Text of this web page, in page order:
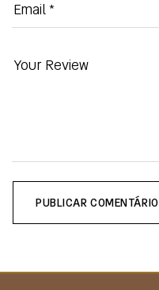
PUBLICAR COMENTÁRIO